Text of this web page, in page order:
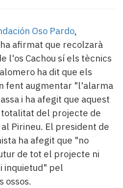
Oso Pardo,
afirmat que recolzarà
l'os Cachou sí els tècnics
ha dit que els
fent augmentar "l'alarma
i ha afegit que aquest
del projecte de
Pirineu. El president de
ha afegit que "no
de tot el projecte ni
inquietud" pel
ossos.